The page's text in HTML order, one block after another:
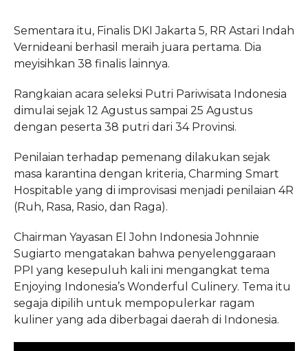
Sementara itu, Finalis DKI Jakarta 5, RR Astari Indah
Vernideani berhasil meraih juara pertama. Dia
meyisihkan 38 finalis lainnya.
Rangkaian acara seleksi Putri Pariwisata Indonesia
dimulai sejak 12 Agustus sampai 25 Agustus
dengan peserta 38 putri dari 34 Provinsi.
Penilaian terhadap pemenang dilakukan sejak
masa karantina dengan kriteria, Charming Smart
Hospitable yang di improvisasi menjadi penilaian 4R
(Ruh, Rasa, Rasio, dan Raga).
Chairman Yayasan El John Indonesia Johnnie
Sugiarto mengatakan bahwa penyelenggaraan
PPI yang kesepuluh kali ini mengangkat tema
Enjoying Indonesia’s Wonderful Culinery. Tema itu
segaja dipilih untuk mempopulerkar ragam
kuliner yang ada diberbagai daerah di Indonesia.